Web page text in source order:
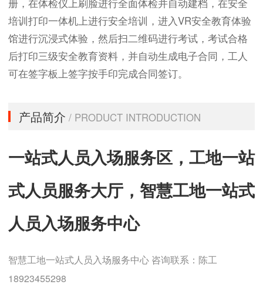
培训打印一体机上进行安全培训，进入VR安全教育体验
馆进行沉浸式体验，然后扫二维码进行考试，考试合格
后打印三级安全教育资料，并自动生成电子合同，工人
可在签字板上签字按手印完成合同签订。
产品简介/ PRODUCT INTRODUCTION
一站式人员入场服务区，工地一站
式人员服务大厅，智慧工地一站式
人员入场服务中心
智慧工地一站式人员入场服务中心 咨询联系：陈工
18923455298